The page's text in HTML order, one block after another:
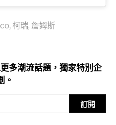
, 柯瑞, 詹姆斯
多潮流話題，獨家特別企
。
訂閱